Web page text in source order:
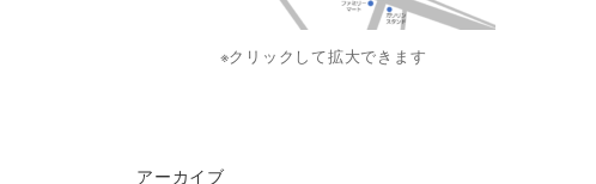
※クリックして拡大できます
アーカイブ